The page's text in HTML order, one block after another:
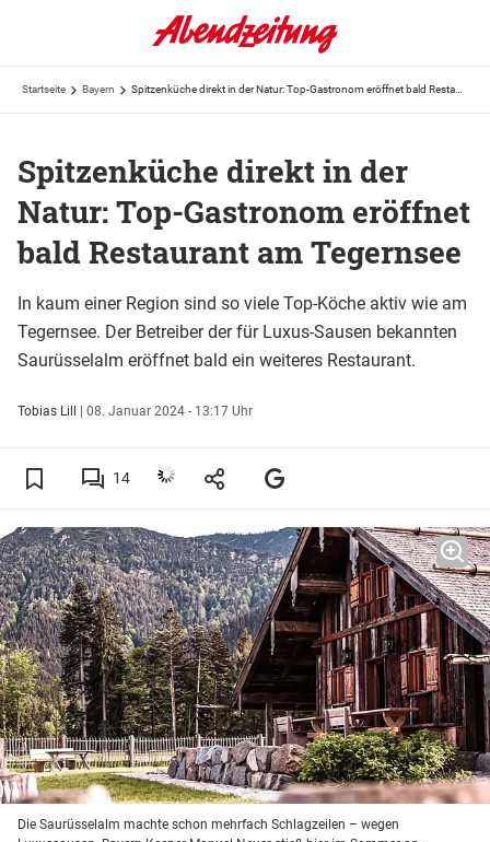
Startseite Bayern
Spitzenküche direkt in der
Natur: Top-Gastronom eröffnet
bald Restaurant am Tegernsee
In kaum einer Region sind so viele Top-Köche aktiv wie am
Tegernsee. Der Betreiber der für Luxus-Sausen bekannten
Saurüsselalm eröffnet bald ein weiteres Restaurant.
Tobias Lill | 08. Januar 2024 - 13:17 Uhr
14
Die Saurüsselalm machte schon mehrfach Schlagzeilen – wegen